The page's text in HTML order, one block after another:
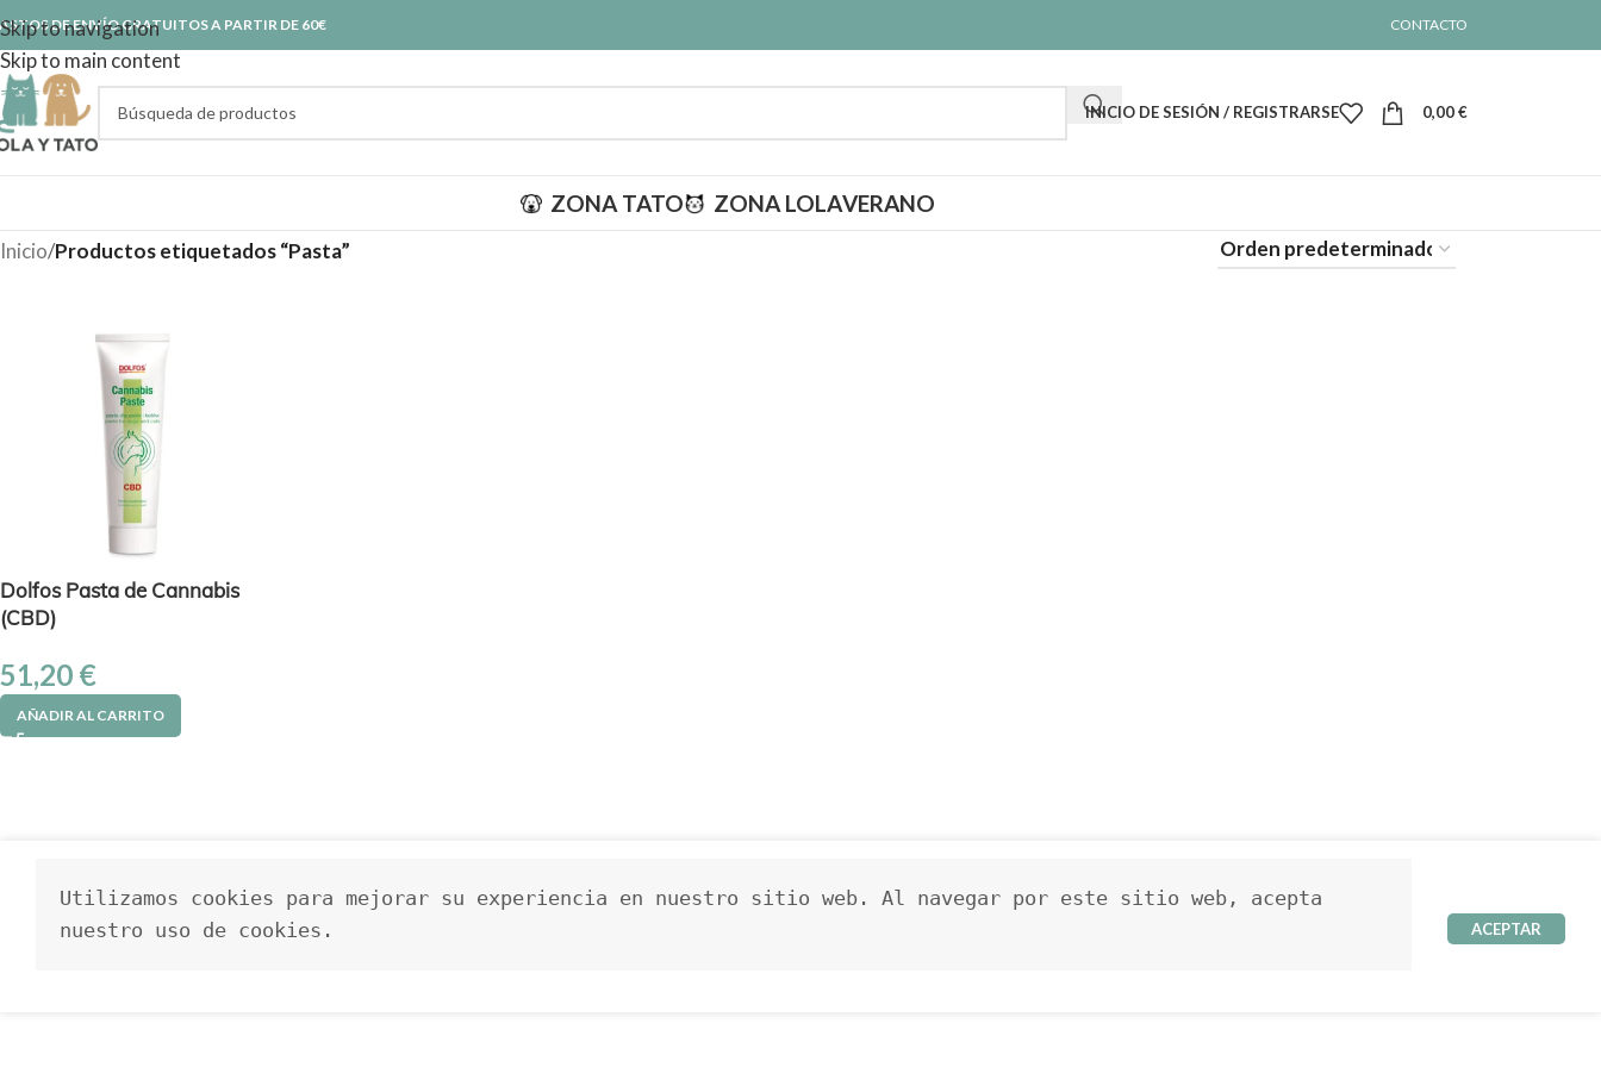
Skip to navigation
Skip to main content
DE ENVÍO GRATUITOS A PARTIR DE 60€ CONTACTO
INICIO DE SESIÓN / REGISTRARSE 0,00€
ZONA TATO ZONA LOLAVERANO
Inicio/Productos etiquetados “Pasta”
Dolfos Pasta de Cannabis
(CBD)
51,20 €
AÑADIR AL CARRITO
Utilizamos cookies para mejorar su experiencia en nuestro sitio web. Al navegar por este sitio web, acepta
nuestro uso de cookies.
ACEPTAR